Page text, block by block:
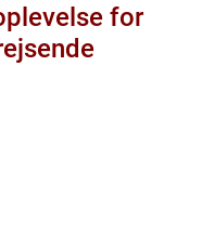
for